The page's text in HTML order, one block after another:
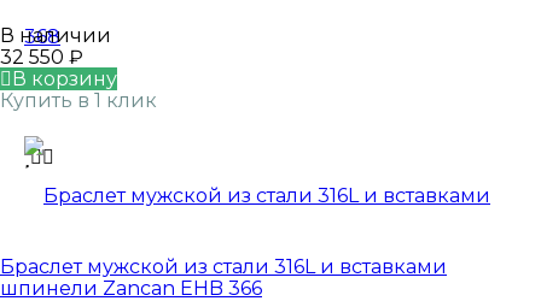
В наличии
32 550 ₽
В корзину
Купить в 1 клик
Браслет мужской из стали 316L и вставками
шпинели Zancan EHB 366